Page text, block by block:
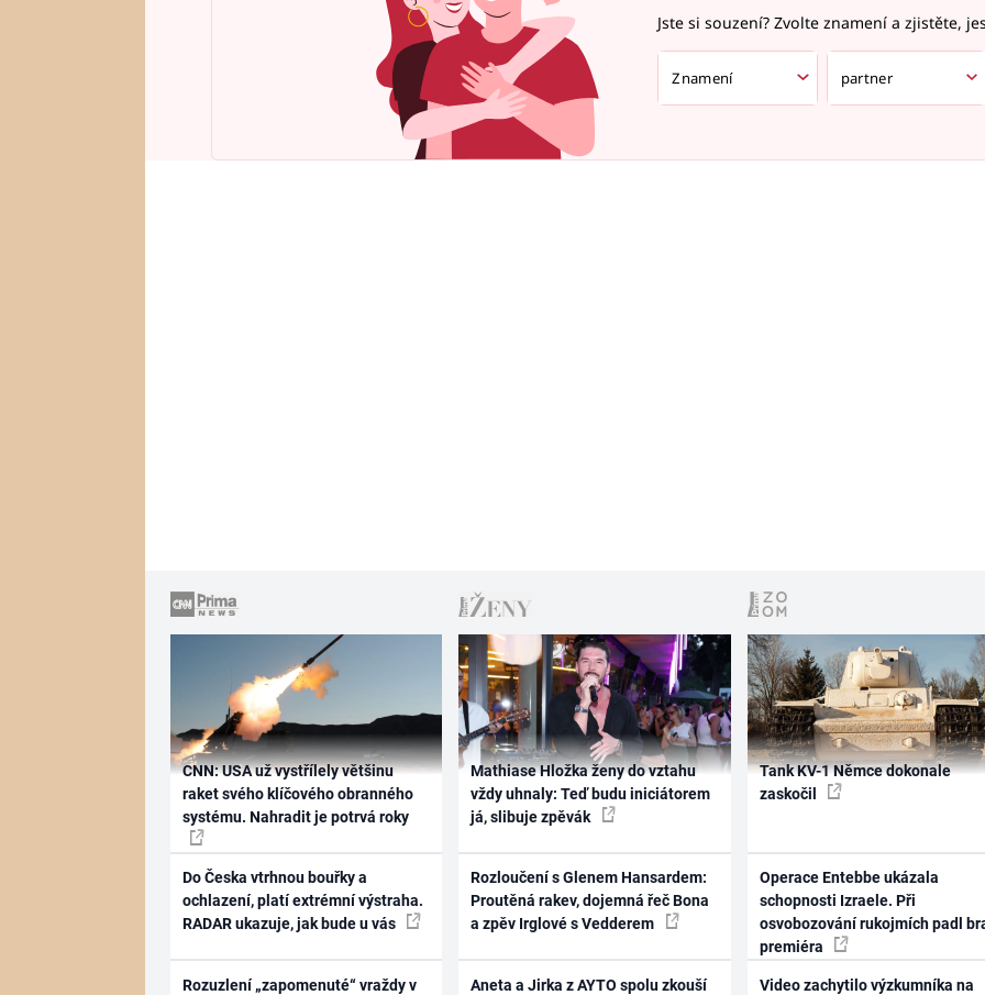
Jste si souzení? Zvolte znamení a zjistěte,
CNN: USA už vystřílely většinu
raket svého klíčového obranného
systému. Nahradit je potrvá roky
Do Česka vtrhnou bouřky a
ochlazení, platí extrémní výstraha.
RADAR ukazuje, jak bude u vás
Rozuzlení „zapomenuté“ vraždy v
Mathiase Hložka ženy do vztahu
vždy uhnaly: Teď budu iniciátorem
já, slibuje zpěvák
Rozloučení s Glenem Hansardem:
Proutěná rakev, dojemná řeč Bona
a zpěv Irglové s Vedderem
Aneta a Jirka z AYTO spolu zkouší
Tank KV-1 Němce dokonale
zaskočil
Operace Entebbe ukázala
schopnosti Izraele. Při
osvobozování rukojmích padl
premiéra
Video zachytilo výzkumníka na